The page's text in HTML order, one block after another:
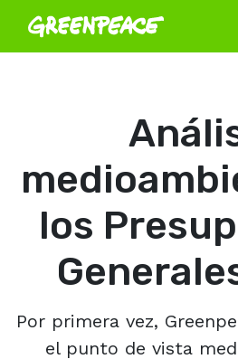
los
Por primera vez,
el punto de vista